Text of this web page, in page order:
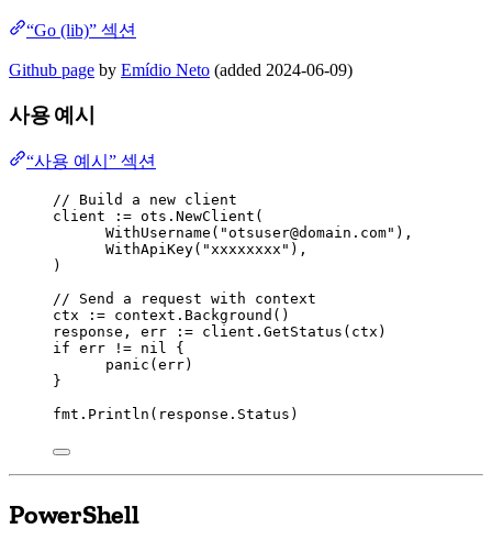
“Go (lib)” 섹션
Github page by Emídio Neto (added 2024-06-09)
사용 예시
“사용 예시” 섹션
// Build a new client
client
:= ots . NewClient (
WithUsername ( "otsuser@domain.com" ),
WithApiKey( "xxxxxxxx " ),
)
// Send a request with context
ctx
:= context . Background ()
response , err := client . GetStatus ( ctx )
if err != nil {
panic ( err)
}
fmt . Println ( response . Status )
PowerShell